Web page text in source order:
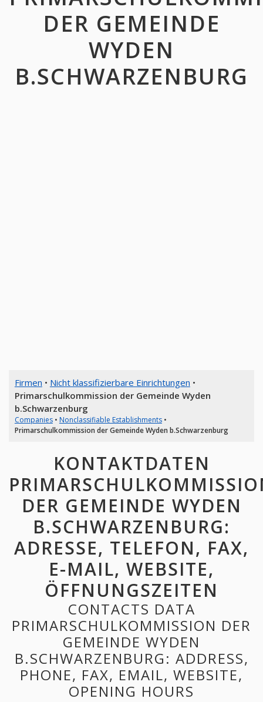
DER GEMEINDE
WYDEN
B.SCHWARZENBURG
Firmen • Nicht klassifizierbare Einrichtungen •
Primarschulkommission der Gemeinde Wyden
b.Schwarzenburg
Companies• Nonclassifiable Establishments•
Primarschulkommission der Gemeinde Wyden b.Schwarzenburg
KONTAKTDATEN
DER GEMEINDE WYDEN
B.SCHWARZENBURG:
ADRESSE, TELEFON, FAX,
E-MAIL, WEBSITE,
ÖFFNUNGSZEITEN
CONTACTS DATA
PRIMARSCHULKOMMISSION DER
GEMEINDE WYDEN
B.SCHWARZENBURG: ADDRESS,
PHONE, FAX, EMAIL, WEBSITE,
OPENING HOURS